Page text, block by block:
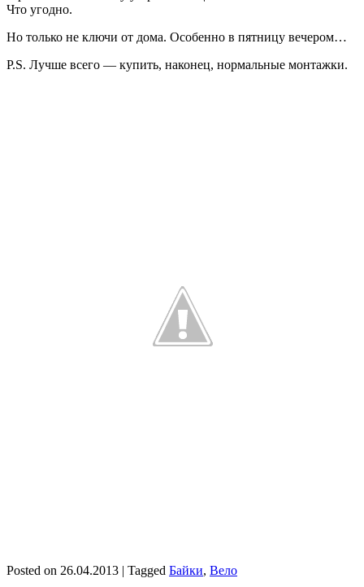
Что угодно.
Но только не ключи от дома. Особенно в пятницу вечером…
P.S. Лучше всего — купить, наконец, нормальные монтажки.
Posted on 26.04.2013 | Tagged Байки, Вело